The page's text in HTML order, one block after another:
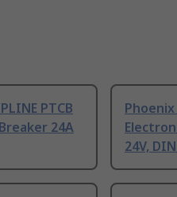
PTCB
24A
Phoenix
24V,